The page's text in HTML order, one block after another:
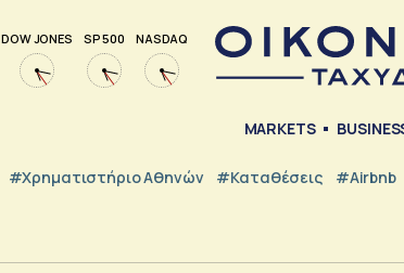
DOW JONES SP 500 NASDAQ
MARKETS
#Χρηματιστήριο Αθηνών #Καταθέσεις #Airbnb